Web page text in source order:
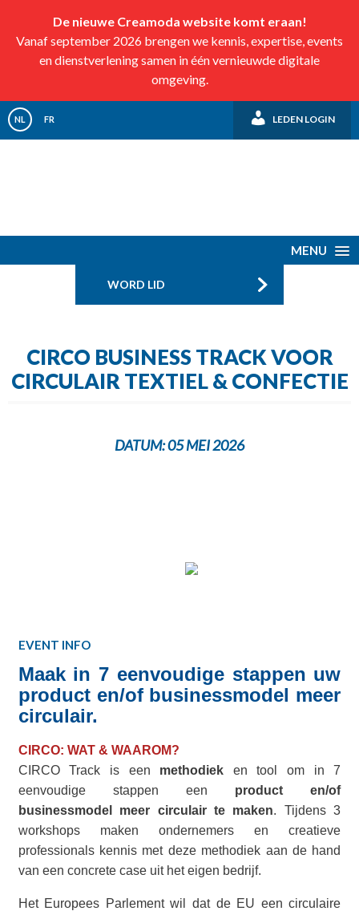
De nieuwe Creamoda website komt eraan!
Vanaf september 2026 brengen we kennis, expertise, events
en dienstverlening samen in één vernieuwde digitale
omgeving.
NL FR LEDEN LOGIN
MENU
WORD LID
CIRCO BUSINESS TRACK VOOR
CIRCULAIR TEXTIEL & CONFECTIE
DATUM:05 MEI 2026
EVENT INFO
Maak in 7 eenvoudige stappen uw
product en/of businessmodel meer
circulair.
CIRCO: WAT & WAAROM?
CIRCO Track is een methodiek en tool om in 7
eenvoudige stappen een product en/of
businessmodel meer circulair te maken. Tijdens 3
workshops maken ondernemers en creatieve
professionals kennis met deze methodiek aan de hand
van een concrete case uit het eigen bedrijf.
Het Europees Parlement wil dat de EU een circulaire